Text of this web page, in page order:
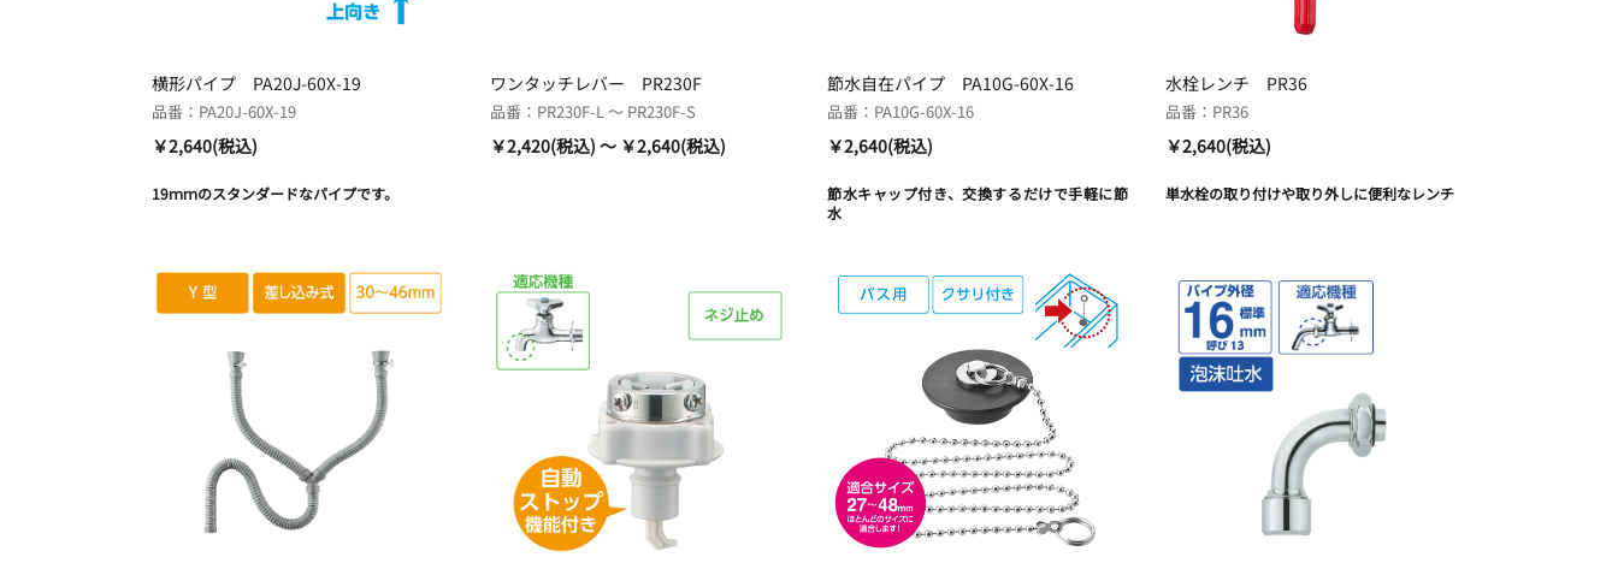
横形パイプ PA20J-60X-19
品番：PA20J-60X-19
￥2,640(税込)
19ｍｍのスタンダードなパイプです。
ワンタッチレバー PR230F
品番：PR230F-L ～ PR230F-S
￥2,420(税込) ～ ￥2,640(税込)
節水自在パイプ PA10G-60X-16
品番：PA10G-60X-16
￥2,640(税込)
節水キャップ付き、交換するだけで手軽に節
水
水栓レンチ PR36
品番：PR36
￥2,640(税込)
単水栓の取り付けや取り外しに便利なレンチ